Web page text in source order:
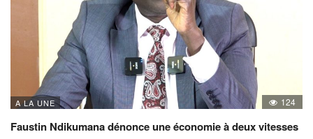
A LA UNE 124
Faustin Ndikumana dénonce une économie à deux vitesses